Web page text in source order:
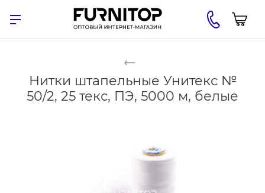
Нитки штапельные Унитекс №
50/2, 25 текс, ПЭ, 5000 м, белые